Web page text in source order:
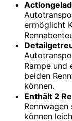
ermöglicht
Rampe und
beiden
können.
Enthält 2
können